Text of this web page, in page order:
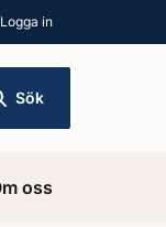
Logga in
Sök
oss